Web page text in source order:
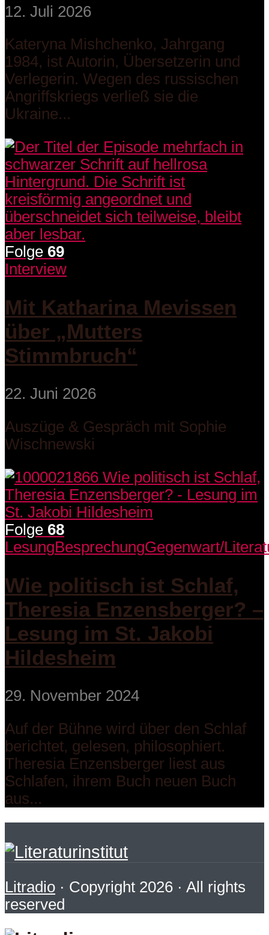
12. Juli 2026
Kateryna Mishchenko, Jahrgang
1984, ist Autorin, Übersetzerin und
Verlegerin. Wegen des russischen
Angriffskriegs verließ sie die
Ukraine...
Folge 69
Interview
Mit Katharina Mevissen
über „Mutters
Stimmbruch“
22. Juni 2026
Auszüge & Gespräch mit Sophie
Wischnewski
Folge 68
LesungBesprechungGegenwart/
Wie politisch ist Schlaf,
Theresia Enzensberger? –
Lesung im St. Jakobi
Hildesheim
29. November 2024
Auf der Bühne wird über den Schlaf
berichtet, gelesen, philosophiert.
Theresia Enzensberger liest aus
Schlafen, ihrem Buch neuen Buch
aus...
Litradio · Copyright 2026 · All rights
reserved